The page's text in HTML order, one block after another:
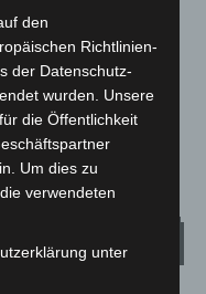
den
Richtlinien-
der Datenschutz-
wurden. Unsere
die Öffentlichkeit
Um dies zu
verwendeten
unter